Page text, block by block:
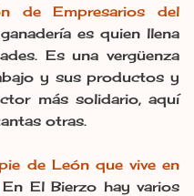
de Empresarios del
es quien llena
Es una vergüenza
y sus productos y
más solidario, aquí
otras.
de León que vive en
El Bierzo hay varios